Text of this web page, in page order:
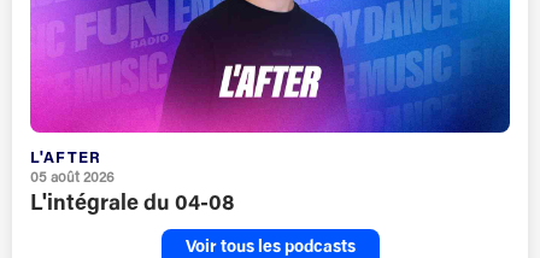
L'AFTER
05 août 2026
L'intégrale du 04-08
Voir tous les podcasts